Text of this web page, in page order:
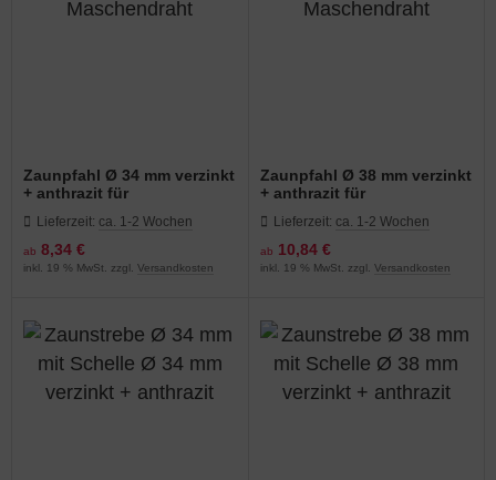
Zaunpfahl Ø 34 mm verzinkt
+ anthrazit für
Lieferzeit: ca. 1-2 Wochen
ab 8,34 €
inkl. 19 % MwSt. zzgl. Versandkosten
Zaunpfahl Ø 38 mm verzinkt
+ anthrazit für
Lieferzeit: ca. 1-2 Wochen
ab 10,84 €
inkl. 19 % MwSt. zzgl. Versandkosten